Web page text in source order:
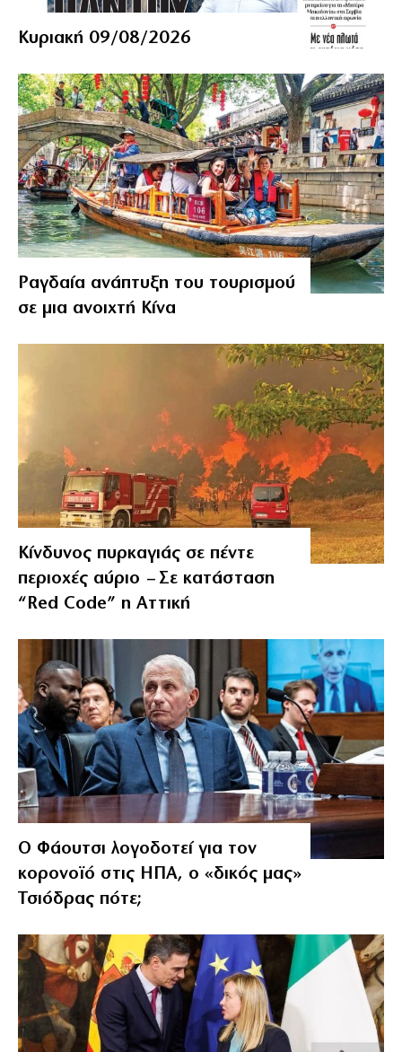
Κυριακή 09/08/2026
Ραγδαία ανάπτυξη του τουρισμού
σε μια ανοιχτή Κίνα
Κίνδυνος πυρκαγιάς σε πέντε
περιοχές αύριο – Σε κατάσταση
“Red Code” η Αττική
Ο Φάουτσι λογοδοτεί για τον
κορονοϊό στις ΗΠΑ, ο «δικός μας»
Τσιόδρας πότε;